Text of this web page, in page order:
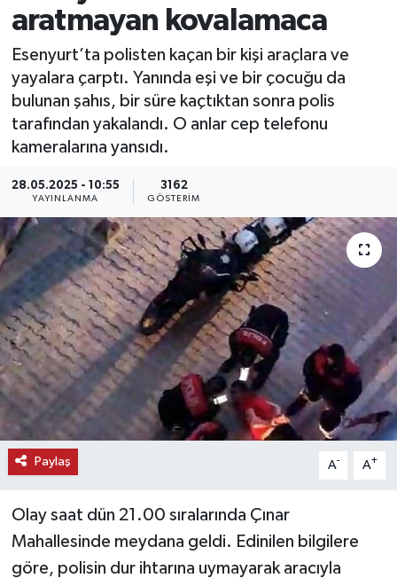
aratmayan kovalamaca
Esenyurt’ta polisten kaçan bir kişi araçlara ve
yayalara çarptı. Yanında eşi ve bir çocuğu da
bulunan şahıs, bir süre kaçtıktan sonra polis
tarafından yakalandı. O anlar cep telefonu
kameralarına yansıdı.
28.05.2025 - 10:55
YAYINLANMA
3162
GÖSTERIM
Paylaş A- A+
Olay saat dün 21.00 sıralarında Çınar
Mahallesinde meydana geldi. Edinilen bilgilere
göre, polisin dur ihtarına uymayarak aracıyla
EKONOMİ
GÖKTÜRK
GÜNDEM
KÜLTÜR - SANAT
MAGAZİN
ÖZEL HABER
SAĞLIK
SPOR
TEKNOLOJİ
YAŞAM
Haber Arşivi